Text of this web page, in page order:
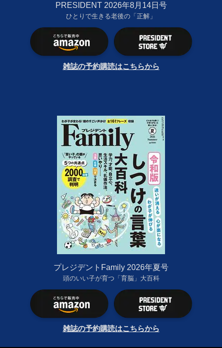
PRESIDENT 2026年8月14日号
ひとりで生きる老後の「正解」
雑誌の予約購読はこちらから
プレジデントFamily 2026年夏号
頭のいい子が育つ「育脳」大百科
雑誌の予約購読はこちらから